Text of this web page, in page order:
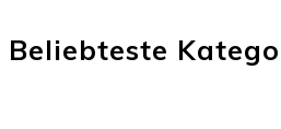
Beliebteste